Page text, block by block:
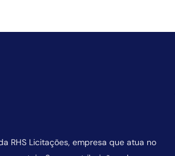
RHS Licitações, empresa que atua no